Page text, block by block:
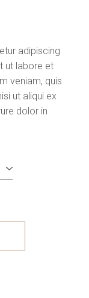
adipiscing
ut labore et
veniam, quis
ut aliqui ex
dolor in